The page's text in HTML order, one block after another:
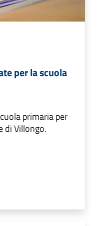
per la scuola
primaria per
di Villongo.